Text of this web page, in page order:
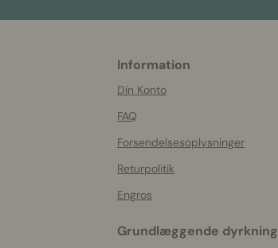
Information
Din Konto
FAQ
Forsendelsesoplysninger
Returpolitik
Engros
Grundlæggende dyrkning